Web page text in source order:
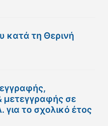
κατά τη Θερινή
σε
το σχολικό έτος